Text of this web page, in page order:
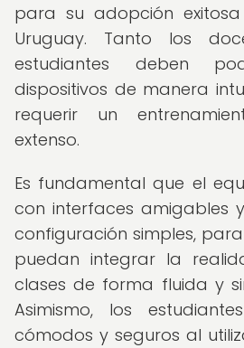
para su adopción
Uruguay. Tanto los
estudiantes deben
dispositivos de manera
requerir un
extenso.
Es fundamental que el
con interfaces amigables
configuración simples,
puedan integrar la
clases de forma fluida y
Asimismo, los
cómodos y seguros al